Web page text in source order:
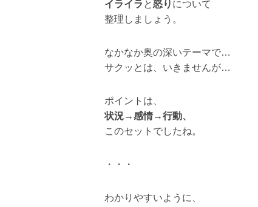
イライラ と怒り について
整理しましょう。
なかなか奥の深いテーマで…
サクッとは、いきませんが…
ポイントは、
状況→感情→行動、
このセットでしたね。
・・・
わかりやすいように、